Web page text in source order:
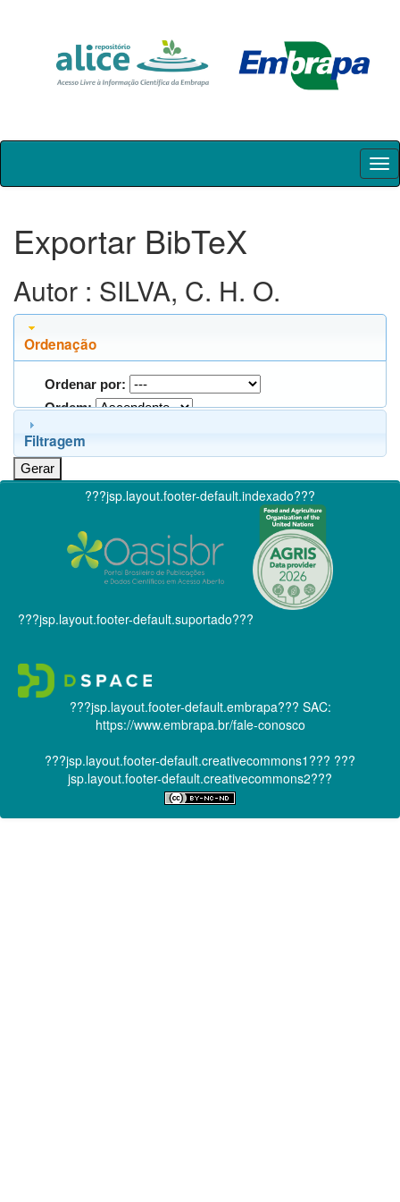
Skip
Exportar BibTeX
Autor : SILVA, C. H. O.
Ordenação
Ordenar por:
Ordem:
Filtragem
???jsp.layout.footer-default.indexado???
???jsp.layout.footer-default.suportado???
???jsp.layout.footer-default.embrapa??? SAC:
https://www.embrapa.br/fale-conosco
???jsp.layout.footer-default.creativecommons1??? ???
jsp.layout.footer-default.creativecommons2???